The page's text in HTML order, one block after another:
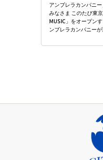
アンブレラカンパニ
みなさま このたび東
MUSIC」をオープン
ンブレラカンパニーが